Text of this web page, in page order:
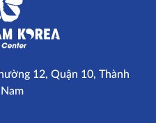
12, Quận 10, Thành